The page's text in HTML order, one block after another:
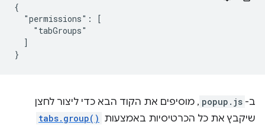
{
  "permissions": [
    "tabGroups"
  ]
ב- popup.js , מוסיפים את הקוד הבא כדי ליצור לחצן
שיקבץ את כל הכרטיסיות באמצעות tabs.group()